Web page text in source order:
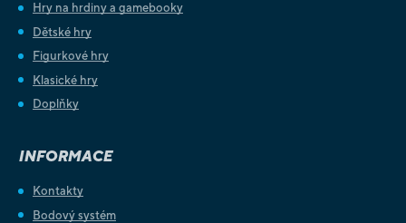
Hry na hrdiny a gamebooky
Dětské hry
Figurkové hry
Klasické hry
Doplňky
INFORMACE
Kontakty
Bodový systém